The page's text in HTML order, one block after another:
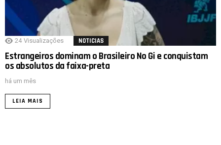
24 Visualizações NOTICIAS
Estrangeiros dominam o Brasileiro No Gi e conquistam
os absolutos da faixa-preta
há um mês
LEIA MAIS